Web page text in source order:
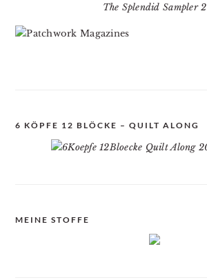
The Splendid Sampler 2
6 KÖPFE 12 BLÖCKE – QUILT ALONG
MEINE STOFFE